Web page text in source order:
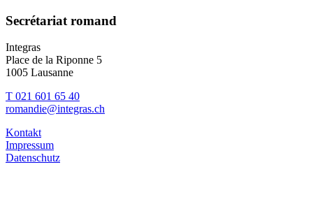
Secrétariat romand
Integras
Place de la Riponne 5
1005 Lausanne
T 021 601 65 40
romandie@integras.ch
Kontakt
Impressum
Datenschutz